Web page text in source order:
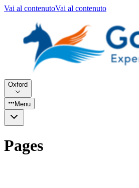
Vai al contenutoVai al contenuto
Oxford
Menu
Pages